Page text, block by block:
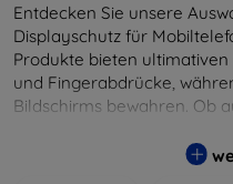
Entdecken Sie unsere
Displayschutz für
Produkte bieten
und Fingerabdrücke,
Bildschirms bewahren. Ob
installieren und passgenau